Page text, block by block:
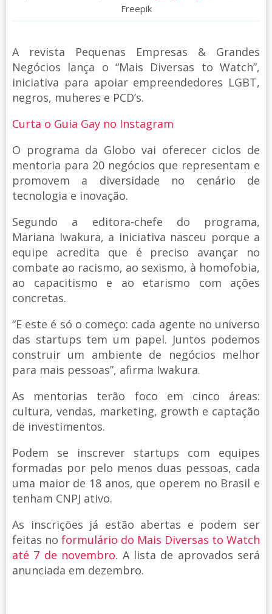
Freepik
A revista Pequenas Empresas & Grandes
Negócios lança o “Mais Diversas to Watch”,
iniciativa para apoiar empreendedores LGBT,
negros, muheres e PCD’s.
Curta o Guia Gay no Instagram
O programa da Globo vai oferecer ciclos de
mentoria para 20 negócios que representam e
promovem a diversidade no cenário de
tecnologia e inovação.
Segundo a editora-chefe do programa,
Mariana Iwakura, a iniciativa nasceu porque a
equipe acredita que é preciso avançar no
combate ao racismo, ao sexismo, à homofobia,
ao capacitismo e ao etarismo com ações
concretas.
“E este é só o começo: cada agente no universo
das startups tem um papel. Juntos podemos
construir um ambiente de negócios melhor
para mais pessoas”, afirma Iwakura.
As mentorias terão foco em cinco áreas:
cultura, vendas, marketing, growth e captação
de investimentos.
Podem se inscrever startups com equipes
formadas por pelo menos duas pessoas, cada
uma maior de 18 anos, que operem no Brasil e
tenham CNPJ ativo.
As inscrições já estão abertas e podem ser
feitas no formulário do Mais Diversas to Watch
até 7 de novembro. A lista de aprovados será
anunciada em dezembro.